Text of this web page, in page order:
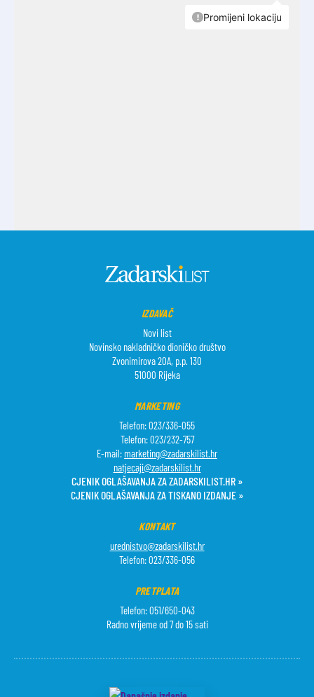
IZDAVAČ
Novi list
Novinsko nakladničko dioničko društvo
Zvonimirova 20A, p.p. 130
51000 Rijeka
MARKETING
Telefon: 023/336-055
Telefon: 023/232-757
E-mail: marketing@zadarskilist.hr
natjecaji@zadarskilist.hr
CJENIK OGLAŠAVANJA ZA ZADARSKILIST.HR »
CJENIK OGLAŠAVANJA ZA TISKANO IZDANJE »
KONTAKT
urednistvo@zadarskilist.hr
Telefon: 023/336-056
PRETPLATA
Telefon: 051/650-043
Radno vrijeme od 7 do 15 sati